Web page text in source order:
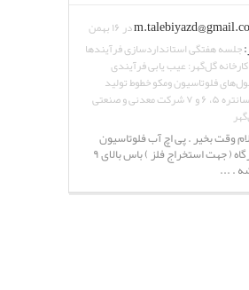
در ۱۶ بهمن
جلسه هفتگی استانداردسازی فرآیندها
گل‌گهر: عیب یابی فرآیندی
فلوتاسیون ومکو خطوط تولید
کنسانتره ۵، ۶ و ۷ شرکت معدنی و صنعتی
وقت بخیر . پی اچ آب فلوتاسیون
کارگاه ( جهت استخراج فلز ) باس بالای ۹
. ...